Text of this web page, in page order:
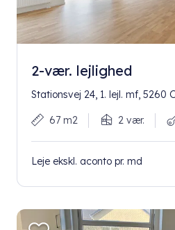
2-vær. lejlighed
Stationsvej 24, 1. lejl. mf, 5260
67 m2 2 vær.
Leje ekskl. aconto pr. md